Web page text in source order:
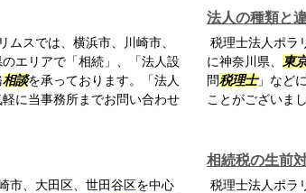
スでは、横浜市、川崎市、
エリアで「相続」、「法人設
相談を承っております。「法人
に当事務所までお問い合わせ
法人の種類と
税理士法人ポラ
に神奈川県、
東
問税理士」など
ことがございま
市、大田区、世田谷区を中心
相続税の生前
税理士法人ポラ